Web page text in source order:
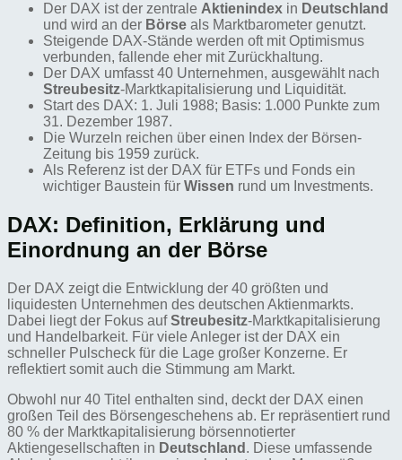
Der DAX ist der zentrale Aktienindex in Deutschland
und wird an der Börse als Marktbarometer genutzt.
Steigende DAX-Stände werden oft mit Optimismus
verbunden, fallende eher mit Zurückhaltung.
Der DAX umfasst 40 Unternehmen, ausgewählt nach
Streubesitz-Marktkapitalisierung und Liquidität.
Start des DAX: 1. Juli 1988; Basis: 1.000 Punkte zum
31. Dezember 1987.
Die Wurzeln reichen über einen Index der Börsen-
Zeitung bis 1959 zurück.
Als Referenz ist der DAX für ETFs und Fonds ein
wichtiger Baustein für Wissen rund um Investments.
DAX: Definition, Erklärung und
Einordnung an der Börse
Der DAX zeigt die Entwicklung der 40 größten und
liquidesten Unternehmen des deutschen Aktienmarkts.
Dabei liegt der Fokus aufStreubesitz-Marktkapitalisierung
und Handelbarkeit. Für viele Anleger ist der DAX ein
schneller Pulscheck für die Lage großer Konzerne. Er
reflektiert somit auch die Stimmung am Markt.
Obwohl nur 40 Titel enthalten sind, deckt der DAX einen
großen Teil des Börsengeschehens ab. Er repräsentiert rund
80 % der Marktkapitalisierung börsennotierter
Aktiengesellschaften in Deutschland . Diese umfassende